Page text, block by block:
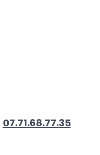
07.71.68.77.35